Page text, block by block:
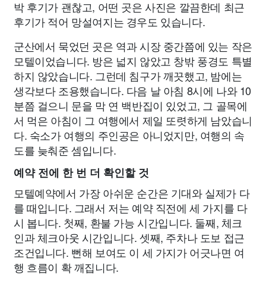
박 후기가 괜찮고, 어떤 곳은 사진은 깔끔한데 최근
후기가 적어 망설여지는 경우도 있습니다.
군산에서 묵었던 곳은 역과 시장 중간쯤에 있는 작은
모텔이었습니다. 방은 넓지 않았고 창밖 풍경도 특별
하지 않았습니다. 그런데 침구가 깨끗했고, 밤에는
생각보다 조용했습니다. 다음 날 아침 8시에 나와 10
분쯤 걸으니 문을 막 연 백반집이 있었고, 그 골목에
서 먹은 아침이 그 여행에서 제일 또렷하게 남았습니
다. 숙소가 여행의 주인공은 아니었지만, 여행의 속
도를 늦춰준 셈입니다.
예약 전에 한 번 더 확인할 것
모텔예약에서 가장 아쉬운 순간은 기대와 실제가 다
를 때입니다. 그래서 저는 예약 직전에 세 가지를 다
시 봅니다. 첫째, 환불 가능 시간입니다. 둘째, 체크
인과 체크아웃 시간입니다. 셋째, 주차나 도보 접근
조건입니다. 뻔해 보여도 이 세 가지가 어긋나면 여
행 흐름이 확 깨집니다.